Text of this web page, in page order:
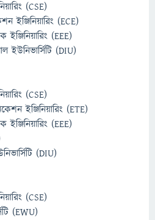
(CSE)
ইঞ্জিনিয়ারিং (ECE)
ইঞ্জিনিয়ারিং (EEE)
ইউনিভার্সিটি (DIU)
(CSE)
ইঞ্জিনিয়ারিং (ETE)
ইঞ্জিনিয়ারিং (EEE)
(DIU)
(CSE)
(EWU)